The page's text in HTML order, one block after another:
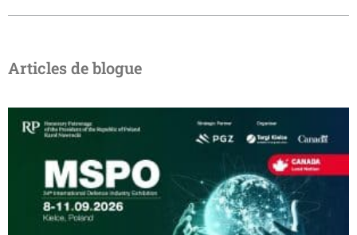
Articles de blogue